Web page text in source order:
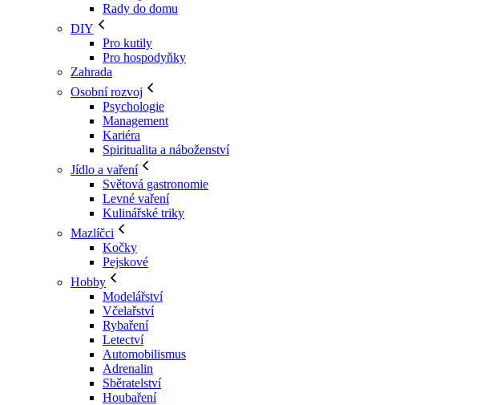
Rady do domu
DIY
Pro kutily
Pro hospodyňky
Zahrada
Osobní rozvoj
Psychologie
Management
Kariéra
Spiritualita a náboženství
Jídlo a vaření
Světová gastronomie
Levné vaření
Kulinářské triky
Mazlíčci
Kočky
Pejskové
Hobby
Modelářství
Včelařství
Rybaření
Letectví
Automobilismus
Adrenalin
Sběratelství
Houbaření